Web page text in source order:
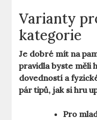
Varianty
kategorie
Je dobré mít na
pravidla byste měli
dovedností a
pár tipů, jak si hru
Pro